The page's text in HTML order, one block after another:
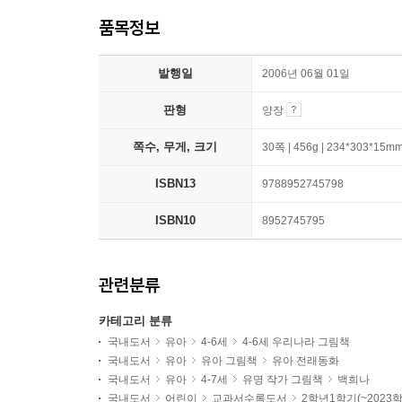
품목정보
발행일 2006년 06월 01일
판형 양장
쪽수, 무게, 크기 30쪽 | 456g |
ISBN13 9788952745798
ISBN10 8952745795
관련분류
카테고리 분류
국내도서 유아 4-6세
4-6세 우리나라 그림책
국내도서
유아 유아 그림책
유아 전래동화
국내도서
유아 4-7세 유명 작가 그림책
백희나
국내도서
어린이 교과서수록도서
2학년1학기(~2023